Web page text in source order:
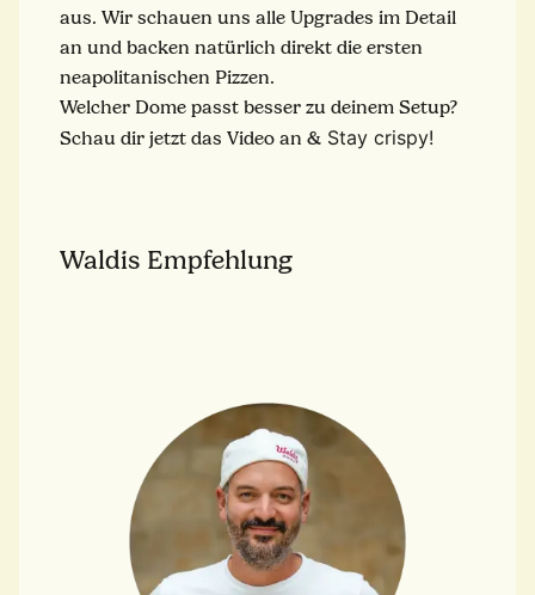
aus. Wir schauen uns alle Upgrades im Detail
an und backen natürlich direkt die ersten
neapolitanischen Pizzen.
Welcher Dome passt besser zu deinem Setup?
Schau dir jetzt das Video an & Stay crispy!
Waldis Empfehlung